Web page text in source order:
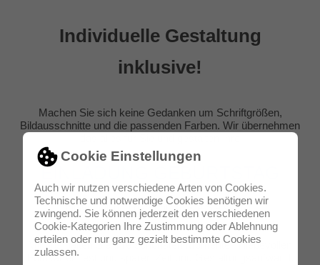
Cookie Einstellungen
Auch wir nutzen verschiedene Arten von Cookies.
Technische und notwendige Cookies benötigen wir
zwingend. Sie können jederzeit den verschiedenen
Cookie-Kategorien Ihre Zustimmung oder Ablehnung
erteilen oder nur ganz gezielt bestimmte Cookies
zulassen.
Individuelle Gestaltung
inklusive!
Machen Sie sich keine Gedanken um Schriftgrößen,
Bildausschnitte und die passenden Farben. Wir übernehmen
EINLADUNG GEBURTSTAG
individuell und persönlich, wie Sie selbst.
Mit uns halten Sie Ihre schönsten Momente in liebevollen
Fotokarten fest und sparen Zeit und Gestaltungsaufwand.